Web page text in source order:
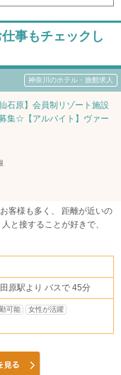
事もチェックし
神奈川のホテル・旅館求人
石原】会員制リゾート施設
集☆【アルバイト】ヴァー
客様も多く、 距離が近いの
と接することが好きで、
原駅より バスで 45分
可能
女性が活躍